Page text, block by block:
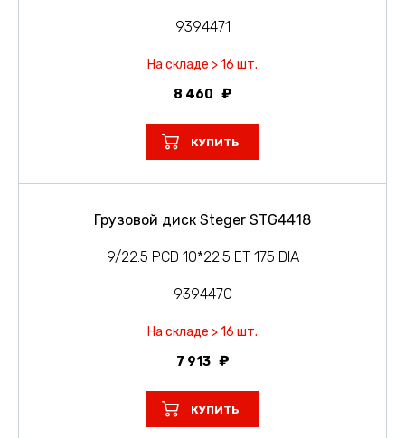
9394471
На складе > 16 шт.
8 460
КУПИТЬ
Грузовой диск Steger STG4418
9/22.5 PCD 10*22.5 ET 175 DIA
9394470
На складе > 16 шт.
7 913
КУПИТЬ